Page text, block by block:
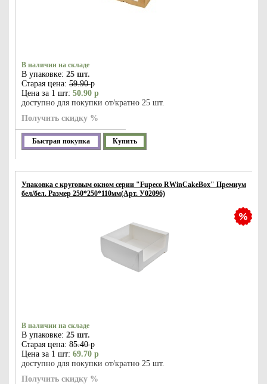
В наличии на складе
В упаковке: 25 шт.
Старая цена: 59.90р
Цена за 1 шт: 50.90 р
доступно для покупки от/кратно 25 шт.
Получить скидку %
Быстрая покупка Купить
Упаковка с круговым окном серии "Fupeco RWinCakeBox" Премиум
бел/бел. Размер 250*250*110мм(Арт. У02096)
В наличии на складе
В упаковке: 25 шт.
Старая цена: 85.40р
Цена за 1 шт: 69.70 р
доступно для покупки от/кратно 25 шт.
Получить скидку %